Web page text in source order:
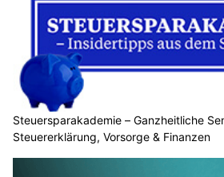
Steuersparakademie – Ganzheitliche
Steuererklärung, Vorsorge & Finanzen